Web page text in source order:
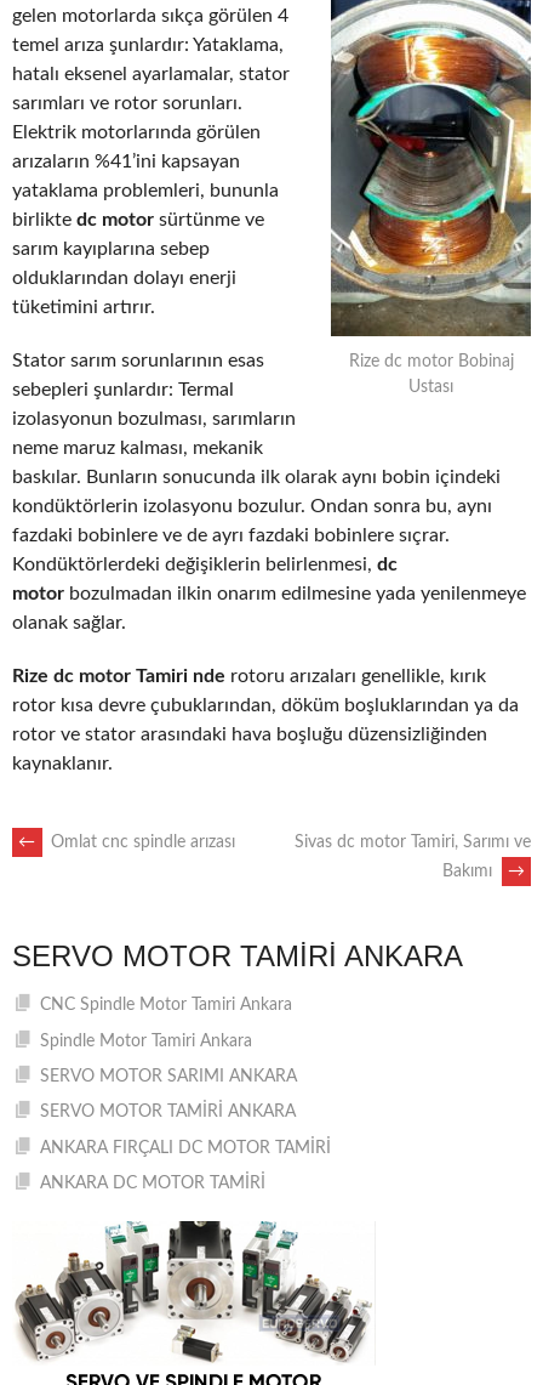
Rize dc motor Bobinaj
Ustası
gelen motorlarda sıkça görülen 4
temel arıza şunlardır: Yataklama,
hatalı eksenel ayarlamalar, stator
sarımları ve rotor sorunları.
Elektrik motorlarında görülen
arızaların %41’ini kapsayan
yataklama problemleri, bununla
birlikte dc motor sürtünme ve
sarım kayıplarına sebep
olduklarından dolayı enerji
tüketimini artırır.
Stator sarım sorunlarının esas
sebepleri şunlardır: Termal
izolasyonun bozulması, sarımların
neme maruz kalması, mekanik
baskılar. Bunların sonucunda ilk olarak aynı bobin içindeki
kondüktörlerin izolasyonu bozulur. Ondan sonra bu, aynı
fazdaki bobinlere ve de ayrı fazdaki bobinlere sıçrar.
Kondüktörlerdeki değişiklerin belirlenmesi, dc
motor bozulmadan ilkin onarım edilmesine yada yenilenmeye
olanak sağlar.
Rize dc motor Tamiri nde rotoru arızaları genellikle, kırık
rotor kısa devre çubuklarından, döküm boşluklarından ya da
rotor ve stator arasındaki hava boşluğu düzensizliğinden
kaynaklanır.
POST
← Omlat cnc spindle arızası
Sivas dc motor Tamiri, Sarımı ve
Bakımı
→
SERVO MOTOR TAMIRI ANKARA
CNC Spindle Motor Tamiri Ankara
Spindle Motor Tamiri Ankara
SERVO MOTOR SARIMI ANKARA
SERVO MOTOR TAMİRİ ANKARA
ANKARA FIRÇALI DC MOTOR TAMİRİ
ANKARA DC MOTOR TAMİRİ